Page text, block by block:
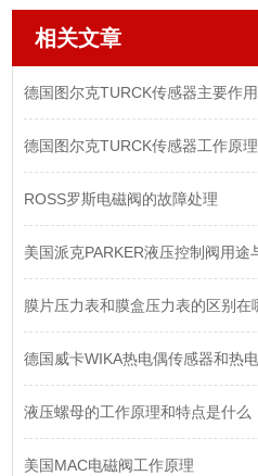
相关文章
德国图尔克TURCK传感器主要作用
德国图尔克TURCK传感器工作原理
ROSS罗斯电磁阀的故障处理
美国派克PARKER液压控制阀用途
膜片压力表和膜盒压力表的区别在
德国威卡WIKA热电偶传感器和热
液压螺母的工作原理和特点是什么
美国MAC电磁阀工作原理